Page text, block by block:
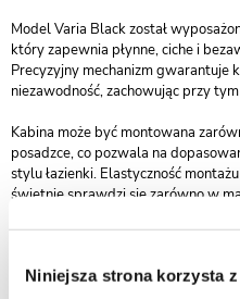
Niniejsza strona korzysta
Model Varia Black został
który zapewnia płynne, ciche i
Precyzyjny mechanizm
niezawodność, zachowując przy
Kabina może być montowana
posadzce, co pozwala na
stylu łazienki. Elastyczność
świetnie sprawdzi się zarówno w
Kolekcja Varia Black objęta jest 2-
kabina prysznicowa, która łączy